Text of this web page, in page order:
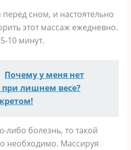
сном, и настоятельно
этот массаж ежедневно.
10 минут.
Почему у меня нет
лишнем весе?
либо болезнь, то такой
необходимо. Массируя